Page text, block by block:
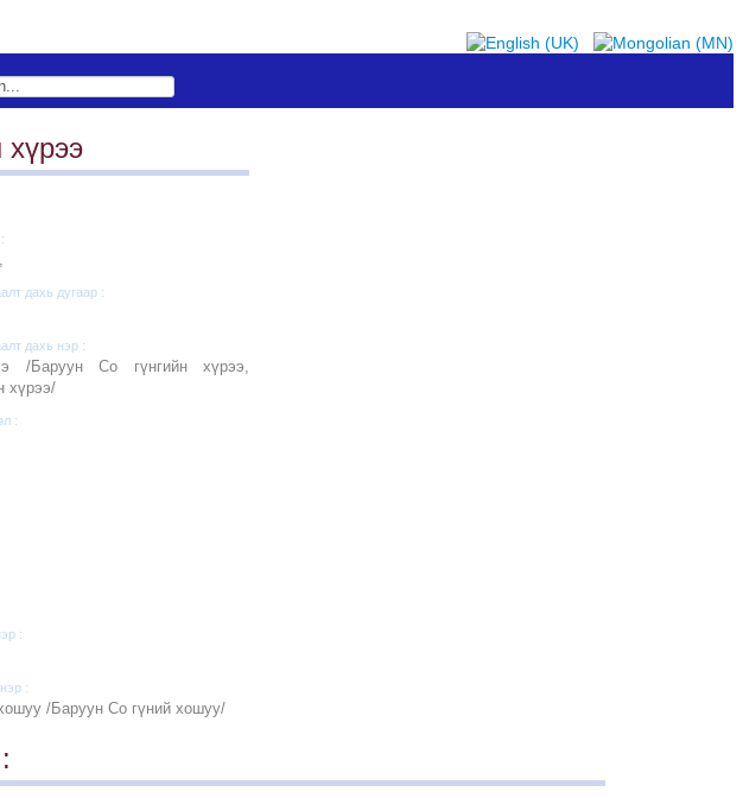
хүрээ
дахь дугаар :
дахь нэр :
/Баруун Со гүнгийн хүрээ,
хүрээ/
:
:
:
/Баруун Со гүний хошуу/